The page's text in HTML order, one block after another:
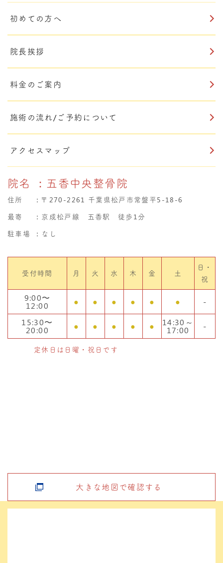
初めての方へ
院長挨拶
料金のご案内
施術の流れ/ご予約について
アクセスマップ
院名 ：五香中央整骨院
住所 ： 〒270-2261 千葉県松戸市常盤平5-18-6
最寄
：京成松戸線 五香駅 徒歩1分
駐車場
：なし
受付時間 月 火 水 木 金 土
日・
祝
9:00〜
12:00 ● ● ● ● ● ●
-
15:30〜
20:00 ● ● ● ● ● 14:30～
17:00 -
定休日は日曜・祝日です
大きな地図で確認する